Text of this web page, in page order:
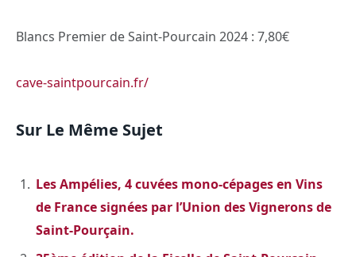
Blancs Premier de Saint-Pourcain 2024 : 7,80€
cave-saintpourcain.fr/
Sur Le Même Sujet
Les Ampélies, 4 cuvées mono-cépages en Vins
de France signées par l’Union des Vignerons de
Saint-Pourçain.